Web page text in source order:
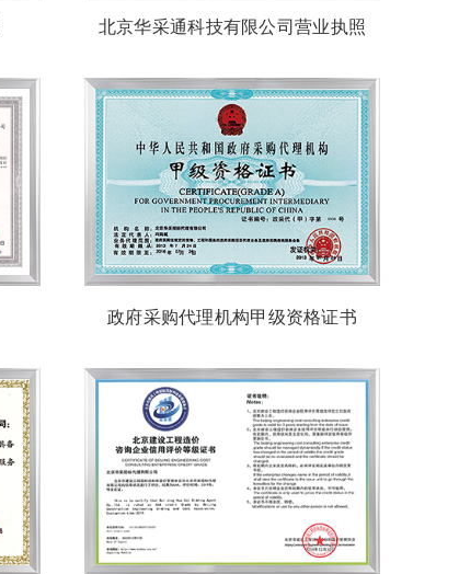
北京华采通科技有限公司营业执照
政府采购代理机构甲级资格证书